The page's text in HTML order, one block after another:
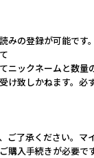
の登録が可能です。
ックネームと数量
け致しかねます。
了承ください。マ
購入手続きが必要です